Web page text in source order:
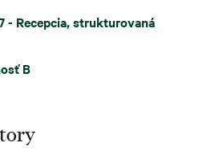
- Recepcia, strukturovaná
B